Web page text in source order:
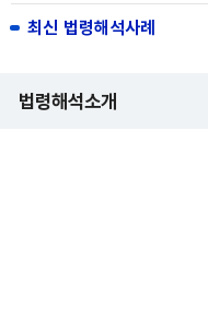
최신 법령해석사례
법령해석소개